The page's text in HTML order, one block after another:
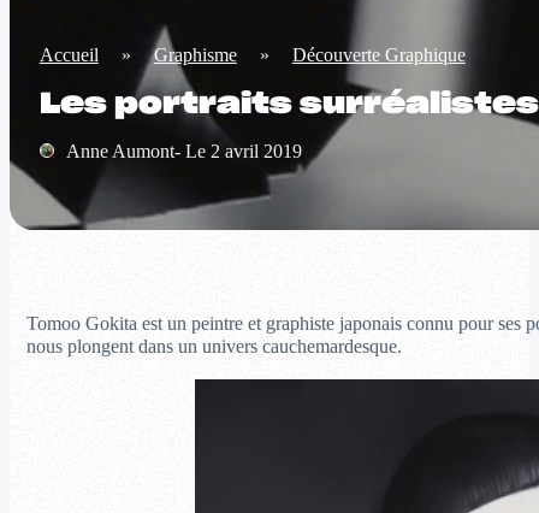
Accueil » Graphisme » Découverte Graphique
Les portraits surréalistes
Anne Aumont- Le 2 avril 2019
Tomoo Gokita est un peintre et graphiste japonais connu pour ses
nous plongent dans un univers cauchemardesque.